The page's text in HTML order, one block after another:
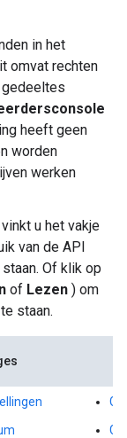
in het
omvat rechten
heeft geen
worden
werken
u het vakje
van de API
Of klik op
of Lezen ) om
staan.